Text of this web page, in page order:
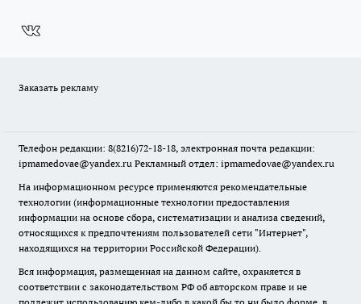
Заказать рекламу
Телефон редакции: 8(8216)72-18-18, электронная почта редакции:
ipmamedovae@yandex.ru Рекламный отдел: ipmamedovae@yandex.ru
На информационном ресурсе применяются рекомендательные
технологии (информационные технологии предоставления
информации на основе сбора, систематизации и анализа сведений,
относящихся к предпочтениям пользователей сети "Интернет",
находящихся на территории Российской Федерации).
Вся информация, размещенная на данном сайте, охраняется в
соответствии с законодательством РФ об авторском праве и не